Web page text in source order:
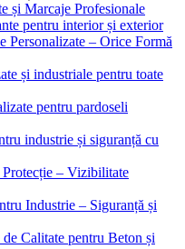
și Marcaje Profesionale
pentru interior și exterior
Personalizate – Orice Formă
și industriale pentru toate
pentru pardoseli
industrie și siguranță cu
– Vizibilitate
Industrie – Siguranță și
Calitate pentru Beton și